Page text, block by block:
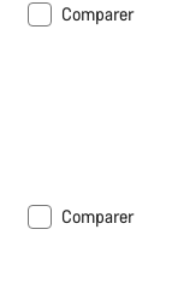
Comparer
Comparer